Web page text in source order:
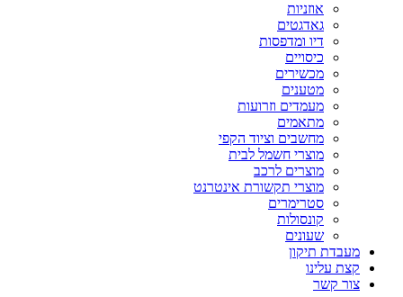
אוזניות
גאדגטים
דיו ומדפסות
כיסויים
מכשירים
מטענים
מעמדים וזרועות
מתאמים
מחשבים וציוד הקפי
מוצרי חשמל לבית
מוצרים לרכב
מוצרי תקשורת אינטרנט
סטרימרים
קונסולות
שעונים
מעבדת תיקון
קצת עלינו
צור קשר